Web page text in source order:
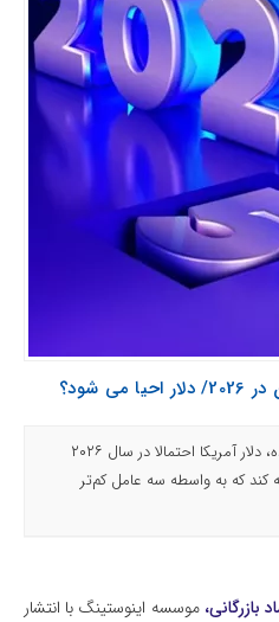
برخلاف پیش‌بینی‌های نزولی گسترده، دلار آمریکا احتمالا در سال ۲۰۲۶
کند که به واسطه سه عامل کم‌تر
بازرگانی‌، موسسه اینوستینگ با انتشار